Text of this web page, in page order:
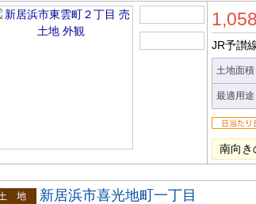
JR予讃
土地面積
最適用途
南向き
新居浜市喜光地町一丁目